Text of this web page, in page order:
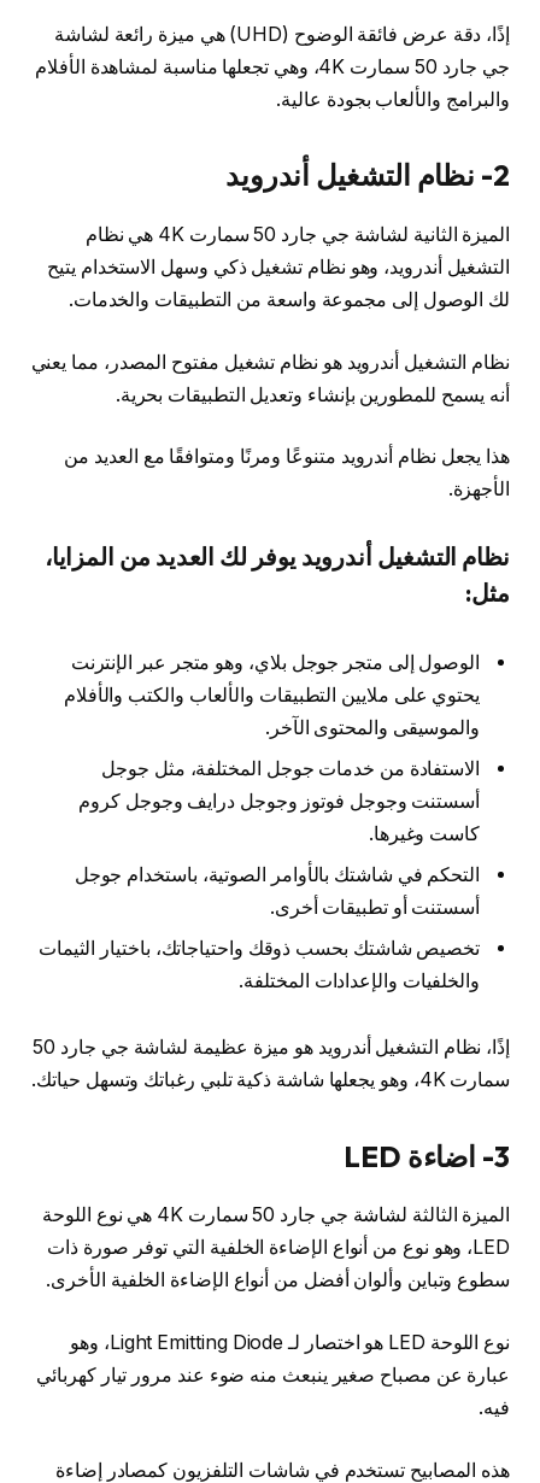
إذًا، دقة عرض فائقة الوضوح (UHD) هي ميزة رائعة لشاشة
جي جارد 50 سمارت 4K، وهي تجعلها مناسبة لمشاهدة الأفلام
والبرامج والألعاب بجودة عالية.
2- نظام التشغيل أندرويد
الميزة الثانية لشاشة جي جارد 50 سمارت 4K هي نظام
التشغيل أندرويد، وهو نظام تشغيل ذكي وسهل الاستخدام يتيح
لك الوصول إلى مجموعة واسعة من التطبيقات والخدمات.
نظام التشغيل أندرويد هو نظام تشغيل مفتوح المصدر، مما يعني
أنه يسمح للمطورين بإنشاء وتعديل التطبيقات بحرية.
هذا يجعل نظام أندرويد متنوعًا ومرنًا ومتوافقًا مع العديد من
الأجهزة.
نظام التشغيل أندرويد يوفر لك العديد من المزايا،
مثل:
الوصول إلى متجر جوجل بلاي، وهو متجر عبر الإنترنت
يحتوي على ملايين التطبيقات والألعاب والكتب والأفلام
والموسيقى والمحتوى الآخر.
الاستفادة من خدمات جوجل المختلفة، مثل جوجل
أسستنت وجوجل فوتوز وجوجل درايف وجوجل كروم
كاست وغيرها.
التحكم في شاشتك بالأوامر الصوتية، باستخدام جوجل
أسستنت أو تطبيقات أخرى.
تخصيص شاشتك بحسب ذوقك واحتياجاتك، باختيار الثيمات
والخلفيات والإعدادات المختلفة.
إذًا، نظام التشغيل أندرويد هو ميزة عظيمة لشاشة جي جارد 50
سمارت 4K، وهو يجعلها شاشة ذكية تلبي رغباتك وتسهل حياتك.
3- اضاءة LED
الميزة الثالثة لشاشة جي جارد 50 سمارت 4K هي نوع اللوحة
LED، وهو نوع من أنواع الإضاءة الخلفية التي توفر صورة ذات
سطوع وتباين وألوان أفضل من أنواع الإضاءة الخلفية الأخرى.
نوع اللوحة LED هو اختصار لـ Light Emitting Diode، وهو
عبارة عن مصباح صغير ينبعث منه ضوء عند مرور تيار كهربائي
فيه.
هذه المصابيح تستخدم في شاشات التلفزيون كمصادر إضاءة